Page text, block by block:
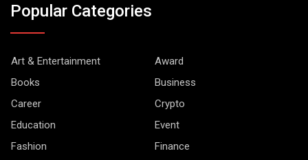
Popular Categories
Art & Entertainment
Award
Books
Business
Career
Crypto
Education
Event
Fashion
Finance